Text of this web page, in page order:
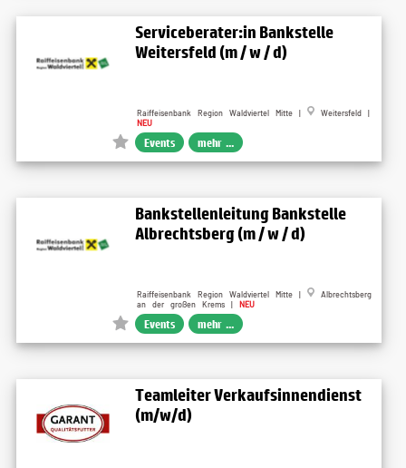
Serviceberater:in Bankstelle
Weitersfeld (m / w / d)
Raiffeisenbank Region Waldviertel Mitte |
Weitersfeld |
NEU
Events mehr ...
Bankstellenleitung Bankstelle
Albrechtsberg (m / w / d)
Raiffeisenbank Region Waldviertel Mitte |
Albrechtsberg
an der großen Krems | NEU
Events mehr ...
Teamleiter Verkaufsinnendienst
(m/w/d)